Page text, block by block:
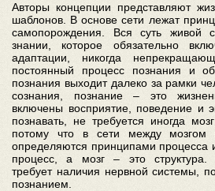
Авторы концепции представляют
шаблонов. В основе сети лежат
самопорождения. Вся суть живой
знании, которое обязательно
адаптации, никогда
постоянный процесс познания и
познания выходит далеко за рамки
сознания, познание – это
включены восприятие, поведение и
познавать, не требуется иногда
потому что в сети между мозгом
определяются принципами процесса
процесс, а мозг – это структура.
требует наличия нервной системы,
познанием.